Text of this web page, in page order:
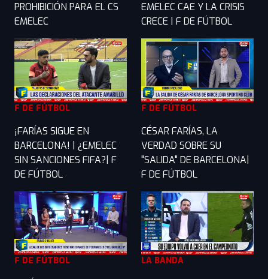
PROHIBICIÓN PARA EL CS
EMELEC
EMELEC CAE Y LA CRISIS
CRECE | F DE FÚTBOL
F DE FÚTBOL
¡FARÍAS SIGUE EN
BARCELONA! | ¿EMELEC
SIN SANCIONES FIFA?| F
DE FÚTBOL
F DE FÚTBOL
CÉSAR FARÍAS, LA
VERDAD SOBRE SU
"SALIDA" DE BARCELONA|
F DE FÚTBOL
F DE FÚTBOL LA BANDA